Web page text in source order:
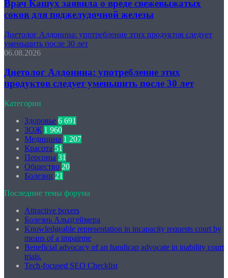
Врач Кашух заявила о вреде свежевыжатых
соков для поджелудочной железы
Диетолог Алдонина: употребление этих продуктов следует
уменьшить после 30 лет
06.08.2026
Диетолог Алдонина: употребление этих
продуктов следует уменьшить после 30 лет
Категории
Здоровье 6 691
ЗОЖ 1 960
Медицина 1 207
Красота 51
Персоны 31
Общество 20
Болезни 21
Последние темы форума
Attractive boxers
Болезнь Альцгеймера
Knowledgeable representation in incapacity requests court by
means of a impairme
Beneficial advocacy of an handicap advocate in inability court
trials.
Tech-focused SEO Checklist